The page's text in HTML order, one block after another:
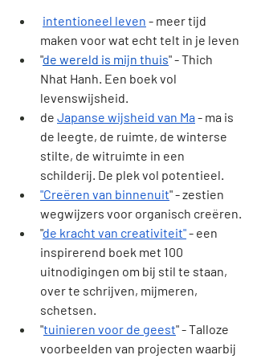
intentioneel leven - meer tijd
maken voor wat echt telt in je leven
"de wereld is mijn thuis" - Thich
Nhat Hanh. Een boek vol
levenswijsheid.
de Japanse wijsheid van Ma - ma is
de leegte, de ruimte, de winterse
stilte, de witruimte in een
schilderij. De plek vol potentieel.
"Creëren van binnenuit" - zestien
wegwijzers voor organisch creëren.
"de kracht van creativiteit" - een
inspirerend boek met 100
uitnodigingen om bij stil te staan,
over te schrijven, mijmeren,
schetsen.
"tuinieren voor de geest" - Talloze
voorbeelden van projecten waarbij